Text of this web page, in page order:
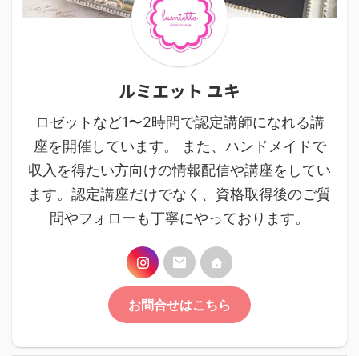
ルミエット ユキ
ロゼットなど1〜2時間で認定講師になれる講
座を開催しています。 また、ハンドメイドで
収入を得たい方向けの情報配信や講座をしてい
ます。認定講座だけでなく、資格取得後のご質
問やフォローも丁寧にやっております。
お問合せはこちら